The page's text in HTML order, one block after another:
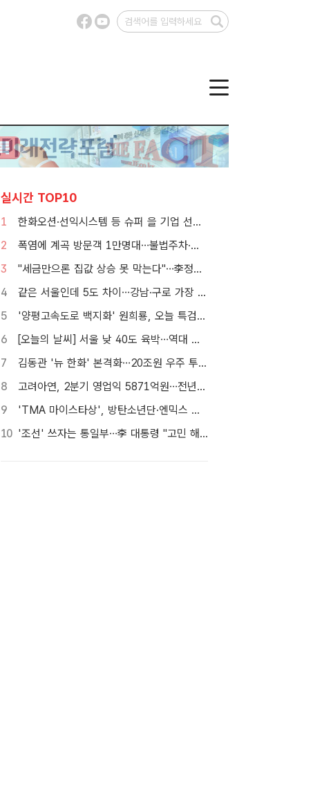
실시간 TOP10
1
한화오션·선익시스템 등 슈퍼 을 기업 선정…200억원 규모 7년 이상 지원
2
폭염에 계곡 방문객 1만명대…불법주차·쓰레기는 골치
3
"세금만으론 집값 상승 못 막는다"…李정부, 공급 물량 확보 총력
4
같은 서울인데 5도 차이…강남·구로 가장 덥고 서대문 낮다
5
'양평고속도로 백지화' 원희룡, 오늘 특검 2차 피의자 조사
6
[오늘의 날씨] 서울 낮 40도 육박…역대 최고 39.6도 위협
7
김동관 '뉴 한화' 본격화…20조원 우주 투자 속도
8
고려아연, 2분기 영업익 5871억원…전년비 126.8%↑
9
'TMA 마이스타상', 방탄소년단·엔믹스 최다 멤버 결선 진출…첫 수상은?
10
'조선' 쓰자는 통일부…李 대통령 "고민 해달라"